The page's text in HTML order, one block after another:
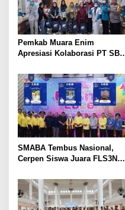
Pemkab Muara Enim
Apresiasi Kolaborasi PT SBS
Warga Sekitar Tambang
SMABA Tembus Nasional,
Cerpen Siswa Juara FLS3N